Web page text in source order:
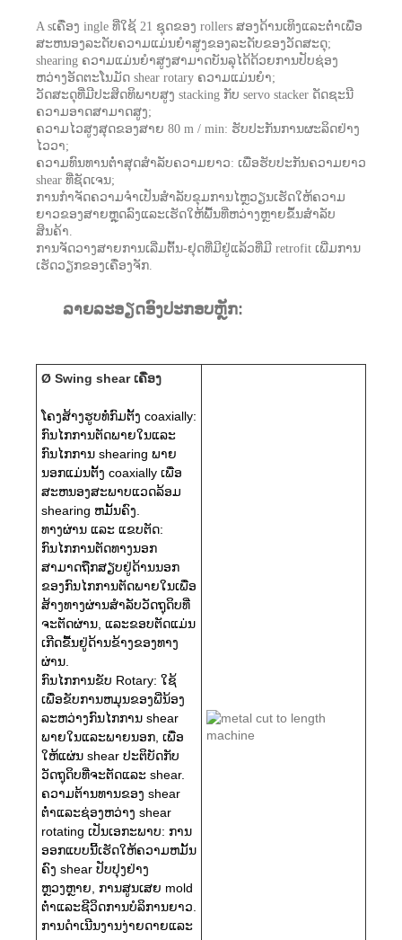
A sເຄື່ອງ ingle ທີ່ໃຊ້ 21 ຊຸດຂອງ rollers ສອງດ້ານເທິງແລະຕ່ໍາເພື່ອ
ສະຫນອງລະດັບຄວາມແມ່ນຍໍາສູງຂອງລະດັບຂອງວັດສະດຸ;
shearing ຄວາມແມ່ນຍໍາສູງສາມາດບັນລຸໄດ້ດ້ວຍການປັບຊ່ອງ
ຫວ່າງອັດຕະໂນມັດ shear rotary ຄວາມແມ່ນຍໍາ;
ວັດສະດຸທີ່ມີປະສິດທິພາບສູງ stacking ກັບ servo stacker ດັດຊະນີ
ຄວາມອາດສາມາດສູງ;
ຄວາມໄວສູງສຸດຂອງສາຍ 80 m / min: ຮັບປະກັນການຜະລິດຢ່າງ
ໄວວາ;
ຄວາມທົນທານຕໍ່າສຸດສໍາລັບຄວາມຍາວ: ເພື່ອຮັບປະກັນຄວາມຍາວ
shear ທີ່ຊັດເຈນ;
ການກໍາຈັດຄວາມຈໍາເປັນສໍາລັບຂຸມການໄຫຼວຽນເຮັດໃຫ້ຄວາມ
ຍາວຂອງສາຍຫຼຸດລົງແລະເຮັດໃຫ້ພື້ນທີ່ຫວ່າງຫຼາຍຂຶ້ນສໍາລັບ
ສິນຄ້າ.
ການຈັດວາງສາຍການເລີ່ມຕົ້ນ-ຢຸດທີ່ມີຢູ່ແລ້ວທີ່ມີ retrofit ເພີ່ມການ
ເຮັດວຽກຂອງເຄື່ອງຈັກ.
ລາຍລະອຽດອົງປະກອບຫຼັກ:
Ø Swing shear ເຄື່ອງ
ໂຄງສ້າງຮູບທໍ່ກົມຕັ້ງ coaxially:
ກົນໄກການຕັດພາຍໃນແລະ
ກົນໄກການ shearing ພາຍ
ນອກແມ່ນຕັ້ງ coaxially ເພື່ອ
ສະຫນອງສະພາບແວດລ້ອມ
shearing ຫມັ້ນຄົງ.
ທາງຜ່ານ ແລະ ແຂບຕັດ:
ກົນໄກການຕັດທາງນອກ
ສາມາດຖືກສຽບຢູ່ດ້ານນອກ
ຂອງກົນໄກການຕັດພາຍໃນເພື່ອ
ສ້າງທາງຜ່ານສໍາລັບວັດຖຸດິບທີ່
ຈະຕັດຜ່ານ, ແລະຂອບຕັດແມ່ນ
ເກີດຂື້ນຢູ່ດ້ານຂ້າງຂອງທາງ
ຜ່ານ.
ກົນໄກການຂັບ Rotary: ໃຊ້
ເພື່ອຂັບການຫມຸນຂອງພີ່ນ້ອງ
ລະຫວ່າງກົນໄກການ shear
ພາຍໃນແລະພາຍນອກ, ເພື່ອ
ໃຫ້ແຜ່ນ shear ປະຕິບັດກັບ
ວັດຖຸດິບທີ່ຈະຕັດແລະ shear.
ຄວາມຕ້ານທານຂອງ shear
ຕ່ໍາແລະຊ່ອງຫວ່າງ shear
rotating ເປັນເອກະພາບ: ການ
ອອກແບບນີ້ເຮັດໃຫ້ຄວາມຫມັ້ນ
ຄົງ shear ປັບປຸງຢ່າງ
ຫຼວງຫຼາຍ, ການສູນເສຍ mold
ຕ່ໍາແລະຊີວິດການບໍລິການຍາວ.
ການດໍາເນີນງານງ່າຍດາຍແລະ